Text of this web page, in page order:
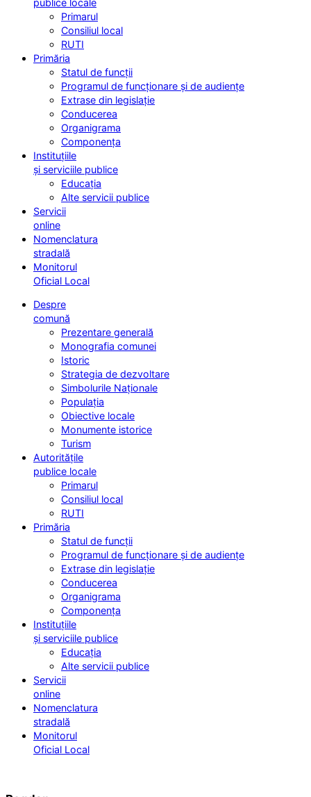
Primarul
Consiliul local
RUTI
Primăria
Statul de funcții
Programul de funcționare și de audiențe
Extrase din legislație
Conducerea
Organigrama
Componența
Instituțiile
și serviciile publice
Educația
Alte servicii publice
Servicii
online
Nomenclatura
stradală
Monitorul
Oficial Local
Despre
comună
Prezentare generală
Monografia comunei
Istoric
Strategia de dezvoltare
Simbolurile Naționale
Populația
Obiective locale
Monumente istorice
Turism
Autoritățile
publice locale
Primarul
Consiliul local
RUTI
Primăria
Statul de funcții
Programul de funcționare și de audiențe
Extrase din legislație
Conducerea
Organigrama
Componența
Instituțiile
și serviciile publice
Educația
Alte servicii publice
Servicii
online
Nomenclatura
stradală
Monitorul
Oficial Local